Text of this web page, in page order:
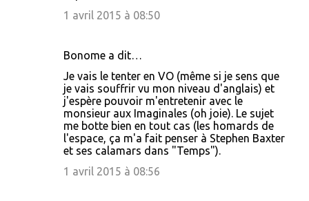
1 avril 2015 à 08:50
Bonome a dit…
Je vais le tenter en VO (même si je sens que
je vais souffrir vu mon niveau d'anglais) et
j'espère pouvoir m'entretenir avec le
monsieur aux Imaginales (oh joie). Le sujet
me botte bien en tout cas (les homards de
l'espace, ça m'a fait penser à Stephen Baxter
et ses calamars dans "Temps").
1 avril 2015 à 08:56